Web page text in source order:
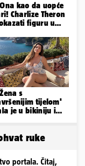
Ona kao da uopće
Charlize Theron
figuru u
s
tijelom'
je u bikiniju i
ruke
portala. Čitaj,